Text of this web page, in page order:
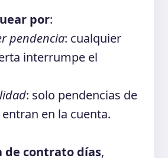
por:
pendencia: cualquier
interrumpe el
: solo pendencias de
en la cuenta.
de contrato días,